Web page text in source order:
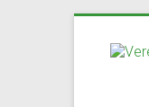
springen